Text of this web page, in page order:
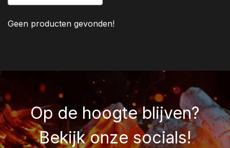
Geen producten gevonden!
Op de hoogte blijven?
Bekijk onze socials!